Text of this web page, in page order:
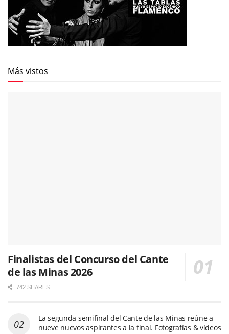
Más vistos
Finalistas del Concurso del Cante
de las Minas 2026
742 SHARES
La segunda semifinal del Cante de las Minas reúne a
nueve nuevos aspirantes a la final. Fotografías & vídeos